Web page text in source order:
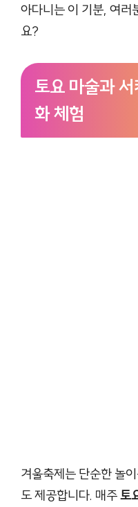
아다니는 이 기분, 여러
요?
토요 마술과
화 체험
겨울축제는 단순한 놀
도 제공합니다. 매주토